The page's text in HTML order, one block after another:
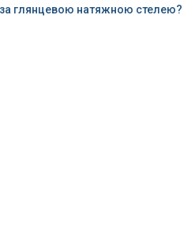
глянцевою натяжною стелею?